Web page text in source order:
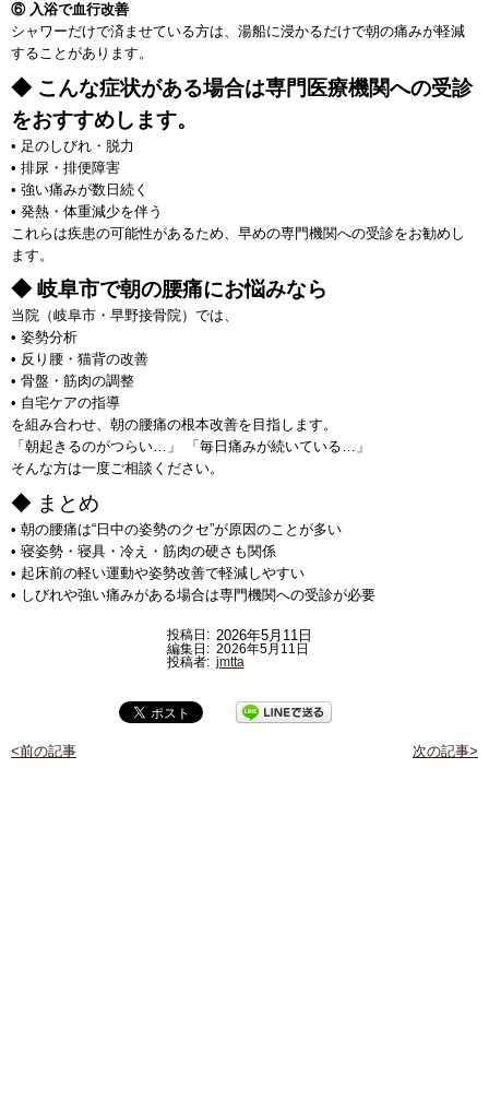
⑥ 入浴で血行改善
シャワーだけで済ませている方は、湯船に浸かるだけで朝の痛みが軽減
することがあります。
◆ こんな症状がある場合は専門医療機関への受診
をおすすめします。
• 足のしびれ・脱力
• 排尿・排便障害
• 強い痛みが数日続く
• 発熱・体重減少を伴う
これらは疾患の可能性があるため、早めの専門機関への受診をお勧めし
ます。
◆ 岐阜市で朝の腰痛にお悩みなら
当院（岐阜市・早野接骨院）では、
• 姿勢分析
• 反り腰・猫背の改善
• 骨盤・筋肉の調整
• 自宅ケアの指導
を組み合わせ、朝の腰痛の根本改善を目指します。
「朝起きるのがつらい…」 「毎日痛みが続いている…」
そんな方は一度ご相談ください。
◆ まとめ
• 朝の腰痛は“日中の姿勢のクセ”が原因のことが多い
• 寝姿勢・寝具・冷え・筋肉の硬さも関係
• 起床前の軽い運動や姿勢改善で軽減しやすい
• しびれや強い痛みがある場合は専門機関への受診が必要
投稿日: 2026年5月11日
編集日: 2026年5月11日
投稿者: jmtta
<前の記事 次の記事>